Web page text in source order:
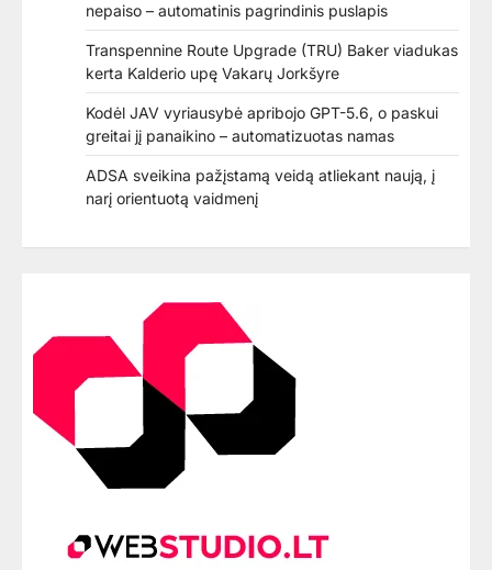
nepaiso – automatinis pagrindinis puslapis
Transpennine Route Upgrade (TRU) Baker viadukas
kerta Kalderio upę Vakarų Jorkšyre
Kodėl JAV vyriausybė apribojo GPT-5.6, o paskui
greitai jį panaikino – automatizuotas namas
ADSA sveikina pažįstamą veidą atliekant naują, į
narį orientuotą vaidmenį